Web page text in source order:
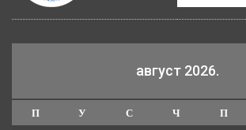
август 2026.
П У С Ч П